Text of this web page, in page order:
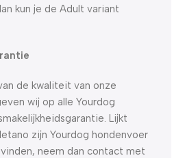
kun je de Adult variant
de kwaliteit van onze
wij op alle Yourdog
Lijkt
zijn Yourdog hondenvoer
neem dan contact met